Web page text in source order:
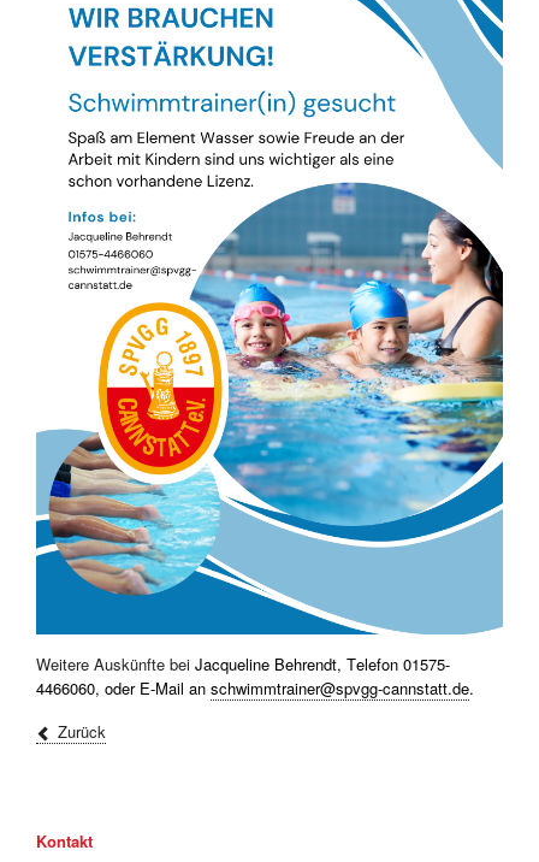
Weitere Auskünfte bei Jacqueline Behrendt, Telefon 01575-
4466060, oder E-Mail an schwimmtrainer@spvgg-cannstatt.de.
Zurück
Kontakt